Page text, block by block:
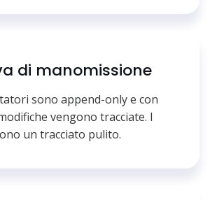
di manomissione
sono append-only e con
vengono tracciate. I
un tracciato pulito.